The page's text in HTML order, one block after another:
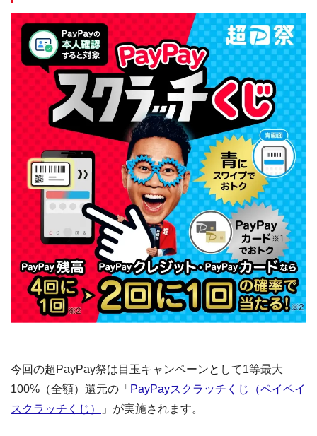
今回の超PayPay祭は目玉キャンペーンとして1等最大
100%（全額）還元の「 PayPayスクラッチくじ（ペイペイ
スクラッチくじ）
」が実施されます。